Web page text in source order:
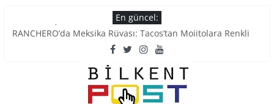
to
En güncel:
Tatlı Konuşalım: Ankara’nın 4 Köklü Pastanesi
RANCHERO’da Meksika Rüyası: Tacos’tan Mojitolara Renkli
Ankara’nın Ruhunu Notalarda Yaşatan 4 Müzik Durağı
Pullardaki tarih: PTT Pul Müzesi
Stamp Collectors Unite: Places to Find Stamps in Ankara